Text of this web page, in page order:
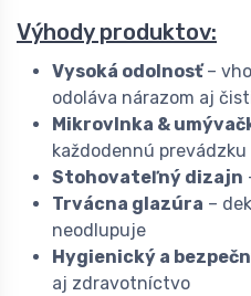
Výhody produktov:
Vysoká odolnosť–
odoláva nárazom aj
Mikrovlnka &
každodennú prevádzku
Stohovateľný dizajn
Trvácna glazúra –
neodlupuje
Hygienický a
aj zdravotníctvo